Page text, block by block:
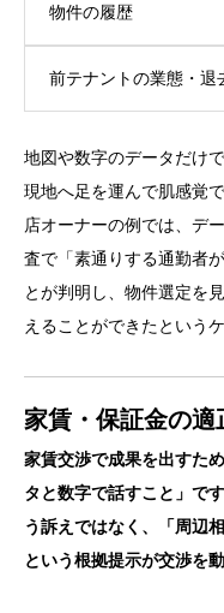
物件の履歴
前テナントの業態・退
地図や数字のデータだけ
現地へ足を運んで肌感覚
店オーナーの例では、デ
査で「素通りする通勤者
とが判明し、物件選定を
えることができたという
家賃・保証金の
家賃交渉で成果を出すた
タと数字で話すこと」で
う訴えではなく、「周辺
という根拠提示が交渉を動